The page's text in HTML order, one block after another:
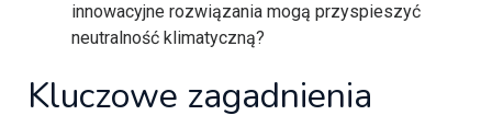
innowacyjne rozwiązania mogą przyspieszyć
neutralność klimatyczną?
Kluczowe zagadnienia